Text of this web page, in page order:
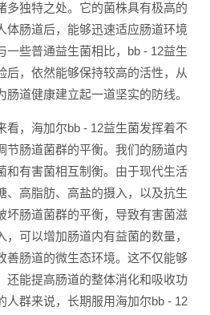
多独特之处。它的菌株具有极高的
体肠道后，能够迅速适应肠道环境
一些普通益生菌相比，bb - 12益生
后，依然能够保持较高的活性，从
道健康建立起一道坚实的防线。
看，海加尔bb - 12益生菌发挥着不
节肠道菌群的平衡。我们的肠道内
和有害菌相互制衡。由于现代生活
、高脂肪、高盐的摄入，以及抗生
坏肠道菌群的平衡，导致有害菌滋
可以增加肠道内有益菌的数量，
善肠道的微生态环境。这不仅能够
还能提高肠道的整体消化和吸收功
人群来说，长期服用海加尔bb - 12